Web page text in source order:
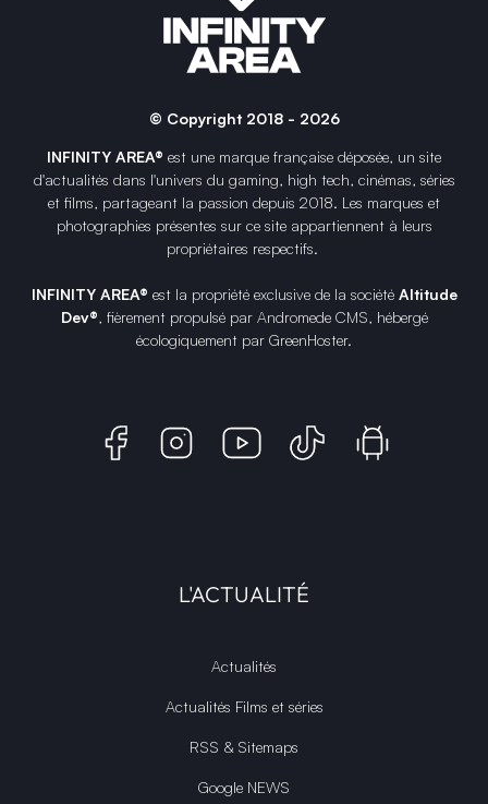
© Copyright 2018 - 2026
INFINITY AREA® est une marque française déposée, un site
d'actualités dans l'univers du gaming, high tech, cinémas, séries
et films, partageant la passion depuis 2018. Les marques et
photographies présentes sur ce site appartiennent à leurs
propriétaires respectifs.
INFINITY AREA® est la propriété exclusive de la société Altitude
Dev®, fièrement propulsé par Andromede CMS, hébergé
écologiquement par GreenHoster.
L'ACTUALITÉ
Actualités
Actualités Films et séries
RSS & Sitemaps
Google NEWS